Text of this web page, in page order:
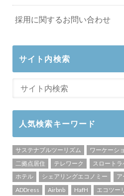
採用に関するお問い合わせ
サイト内検索
人気検索キーワード
サステナブルツーリズム ワーケーシ
二拠点居住
テレワーク スロートラ
ホテル
シェアリングエコノミー ア
ADDress
Airbnb HafH エコツー